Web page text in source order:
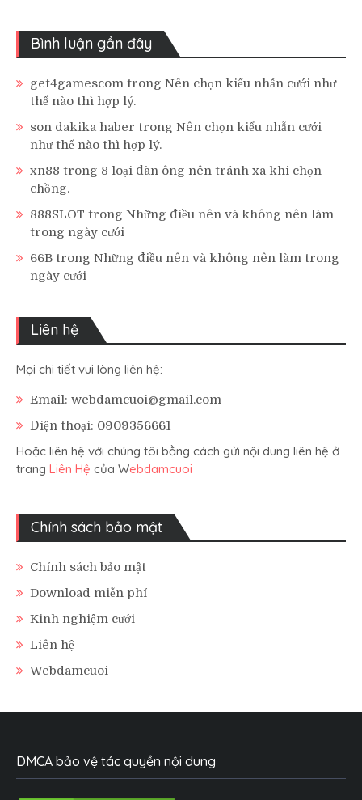
Bình luận gần đây
get4gamescom trong Nên chọn kiểu nhẫn cưới như
thế nào thì hợp lý.
son dakika haber trong Nên chọn kiểu nhẫn cưới
như thế nào thì hợp lý.
xn88 trong 8 loại đàn ông nên tránh xa khi chọn
chồng.
888SLOT trong Những điều nên và không nên làm
trong ngày cưới
66B trong Những điều nên và không nên làm trong
ngày cưới
Liên hệ
Mọi chi tiết vui lòng liên hệ:
Email: webdamcuoi@gmail.com
Điện thoại: 0909356661
Hoặc liên hệ với chúng tôi bằng cách gửi nội dung liên hệ ở
trang Liên Hệ của Webdamcuoi
Chính sách bảo mật
Chính sách bảo mật
Download miễn phí
Kinh nghiệm cưới
Liên hệ
Webdamcuoi
DMCA bảo vệ tác quyền nội dung